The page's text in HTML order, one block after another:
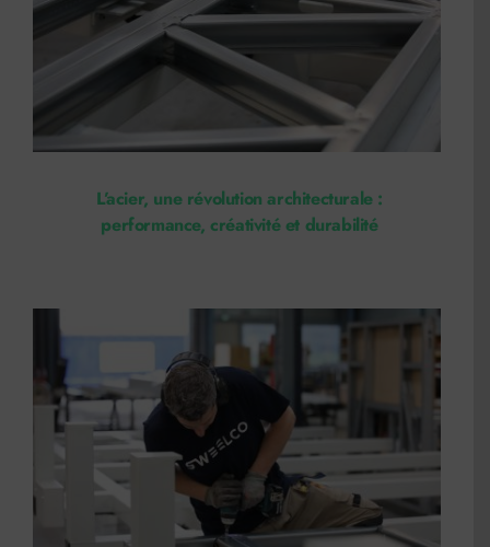
L’acier, une révolution architecturale :
performance, créativité et durabilité